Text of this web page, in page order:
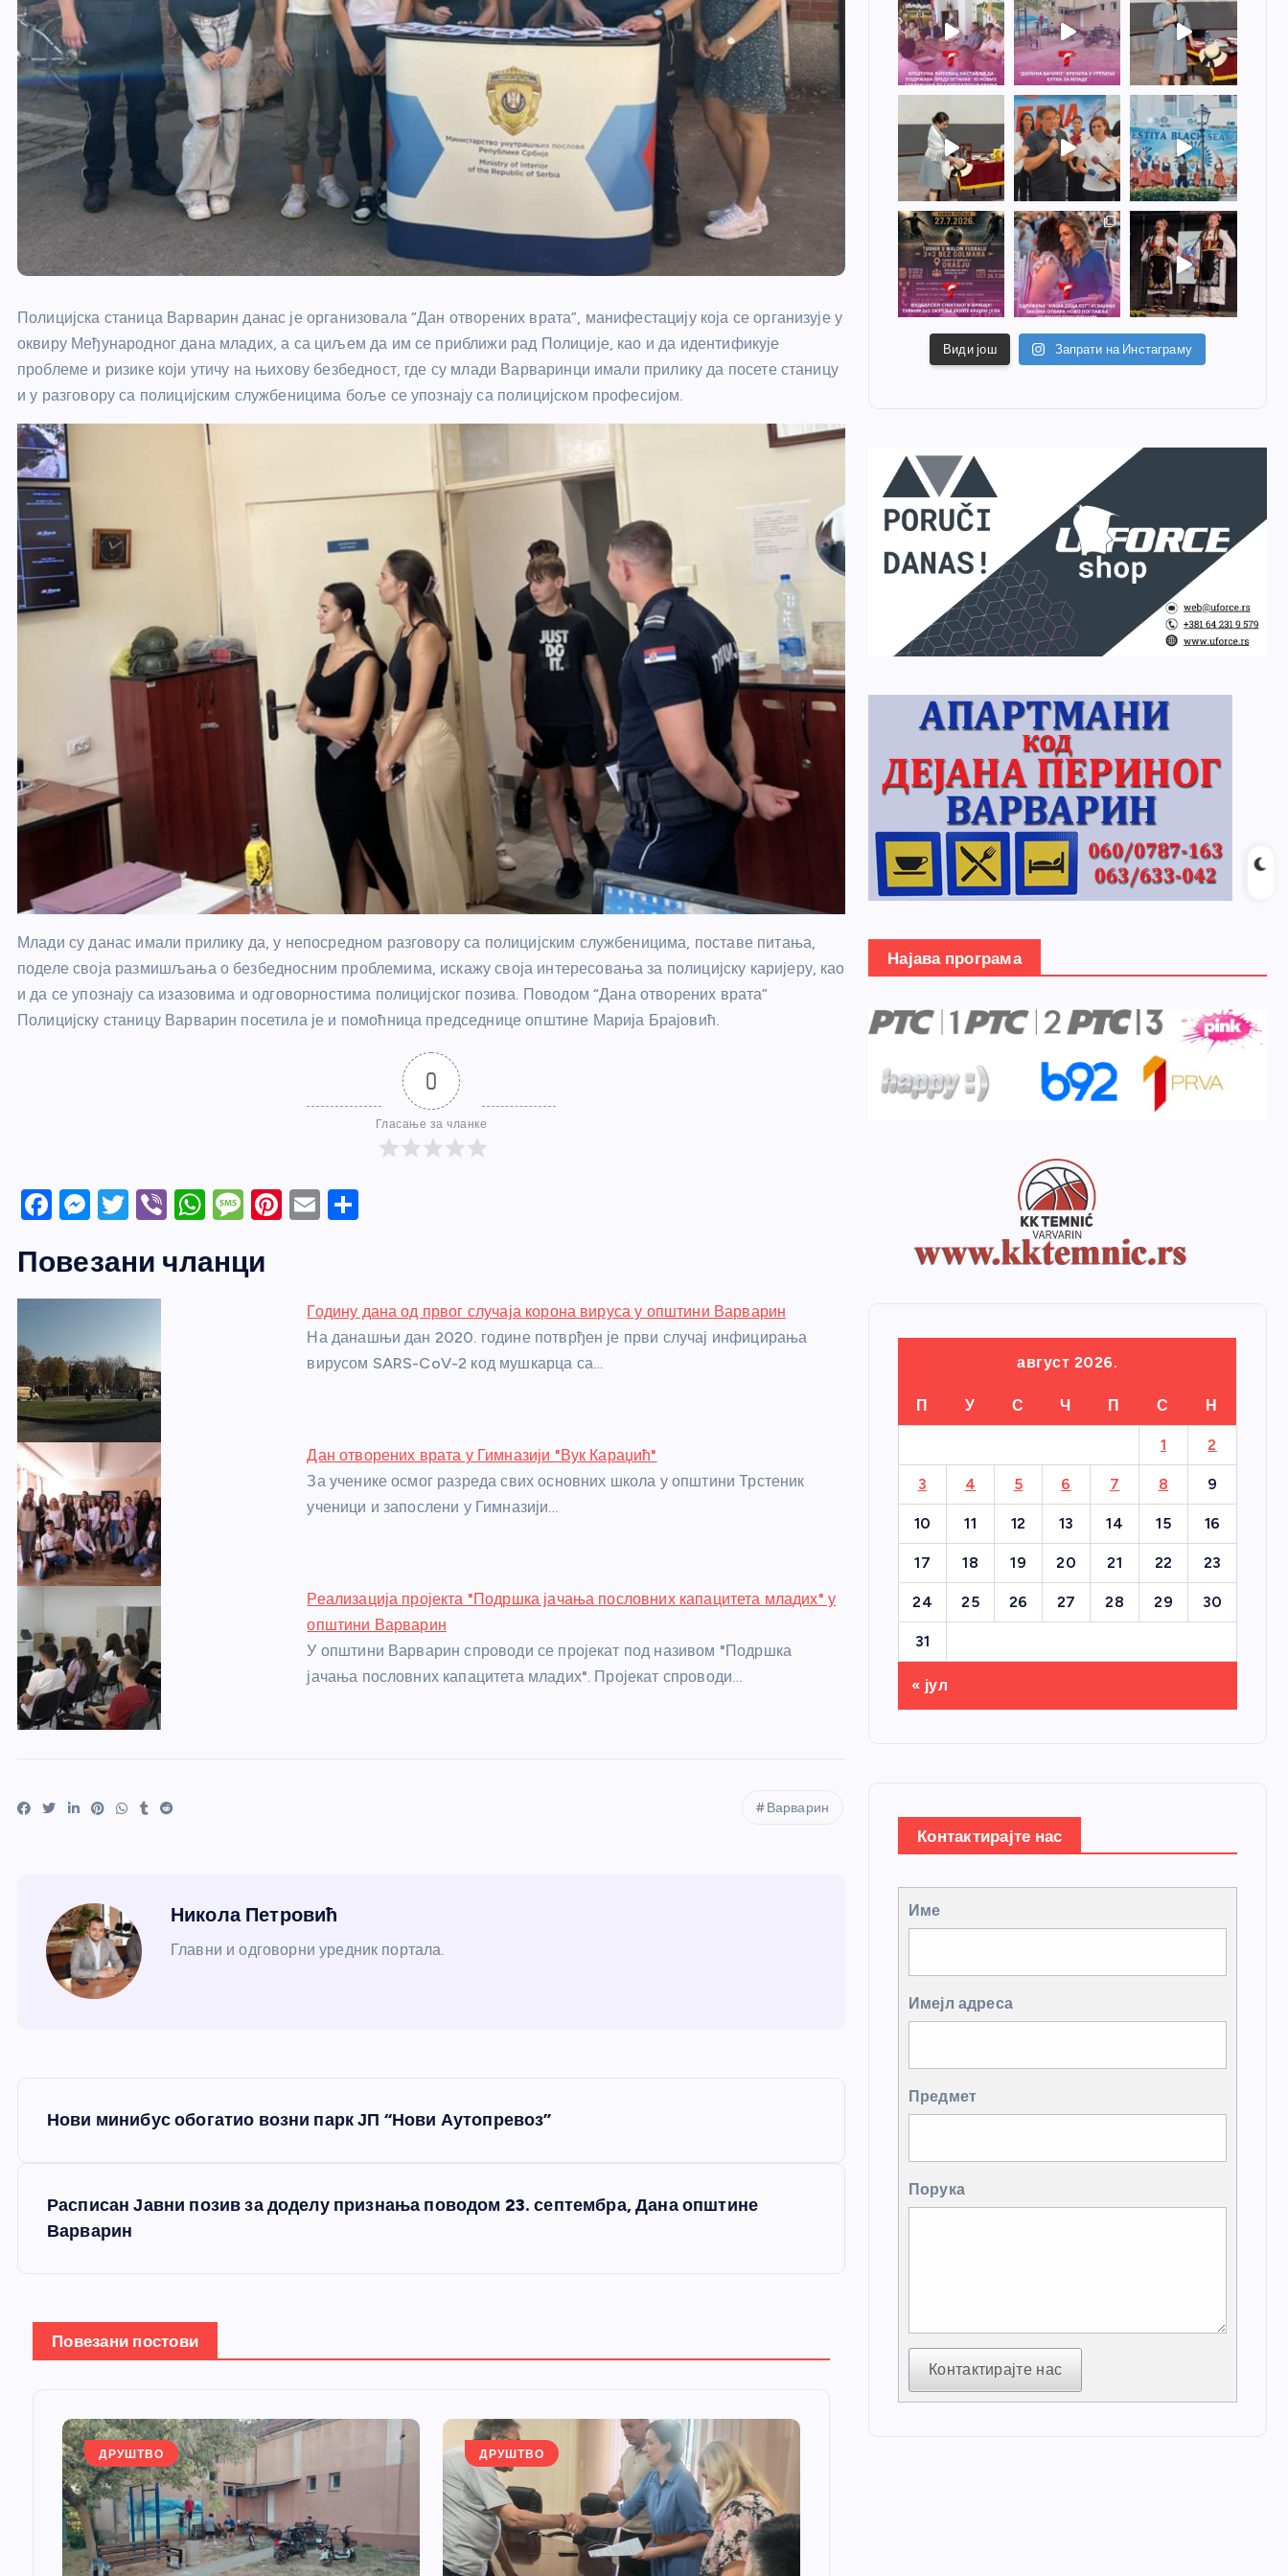
Полицијска станица Варварин данас је организовала “Дан отворених врата”, манифестацију која се организује у
оквиру Међународног дана младих, а са циљем да им се приближи рад Полиције, као и да идентификује
проблеме и ризике који утичу на њихову безбедност, где су млади Варваринци имали прилику да посете станицу
и у разговору са полицијским службеницима боље се упознају са полицијском професијом.
Млади су данас имали прилику да, у непосредном разговору са полицијским службеницима, поставе питања,
поделе своја размишљања о безбедносним проблемима, искажу своја интересовања за полицијску каријеру, као
и да се упознају са изазовима и одговорностима полицијског позива. Поводом “Дана отворених врата”
Полицијску станицу Варварин посетила је и помоћница председнице општине Марија Брајовић.
0
Гласање за чланке
F
c
e
o
o
k
M
ss
e
g
er
T
itt
er
Vi
er
W
at
M
ss
Pi
st
E
Повезани чланци
Годину дана од првог случаја корона вируса у општини Варварин
На данашњи дан 2020. године потврђен је први случај инфицирања
вирусом SARS-CoV-2 код мушкарца са…
Дан отворених врата у Гимназији "Вук Караџић"
За ученике осмог разреда свих основних школа у општини Трстеник
ученици и запослени у Гимназији…
Реализација пројекта "Подршка јачања пословних капацитета младих" у
општини Варварин
У општини Варварин спроводи се пројекат под називом "Подршка
јачања пословних капацитета младих". Пројекат спроводи…
Варварин
Никола Петровић
Главни и одговорни уредник портала.
а
њ
Нови минибус обогатио возни парк ЈП “Нови Аутопревоз”
Расписан Јавни позив за доделу признања поводом 23. септембра, Дана општине
Варварин
Повезани постови
ДРУШТВО ДРУШТВО
Види још Запрати на Инстаграму
Најава програма
август 2026.
П У С Ч П С Н
1 2
3 4 5 6 7 8 9
10 11 12 13 14 15 16
17 18 19 20 21 22 23
24 25 26 27 28 29 30
31
« јул
Контактирајте нас
Име
Имејл адреса
Предмет
Порука
Контактирајте нас